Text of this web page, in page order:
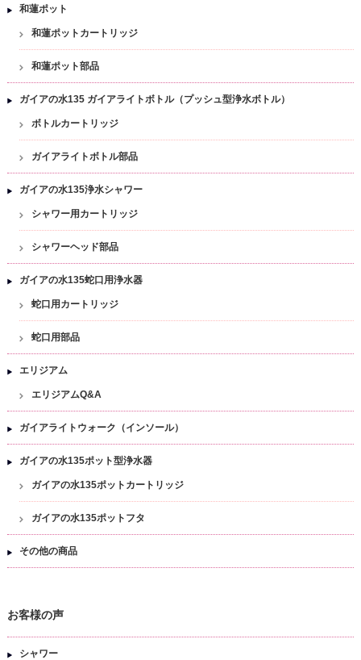
和蓮ポット
和蓮ポットカートリッジ
和蓮ポット部品
ガイアの水135 ガイアライトボトル（プッシュ型浄水ボトル）
ボトルカートリッジ
ガイアライトボトル部品
ガイアの水135浄水シャワー
シャワー用カートリッジ
シャワーヘッド部品
ガイアの水135蛇口用浄水器
蛇口用カートリッジ
蛇口用部品
エリジアム
エリジアムQ&A
ガイアライトウォーク（インソール）
ガイアの水135ポット型浄水器
ガイアの水135ポットカートリッジ
ガイアの水135ポットフタ
その他の商品
お客様の声
シャワー